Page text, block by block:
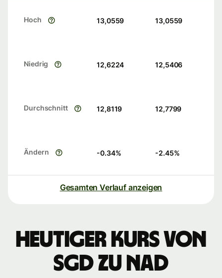
Hoch 13,0559 13,0559
Niedrig 12,6224 12,5406
Durchschnitt 12,8119 12,7799
Ändern -0.34% -2.45%
Gesamten Verlauf anzeigen
Heutiger Kurs von
SGD zu NAD